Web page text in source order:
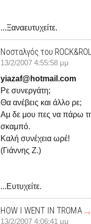
...Ξαναευτυχείτε.
Νοσταλγός του
13/2/2007 4:55:58 μμ
yiazaf@hotmail.com
Ρε συνεργάτη;
Θα ανέβεις και άλλο ρε;
Αμ δε μου πες να πάρω
σκαμπό.
Καλή συνέχεια ωρέ!
(Γιάννης Ζ.)
...Ευτυχείτε.
HOW I WENT IN TROMA
13/2/2007 4:06:41 μμ